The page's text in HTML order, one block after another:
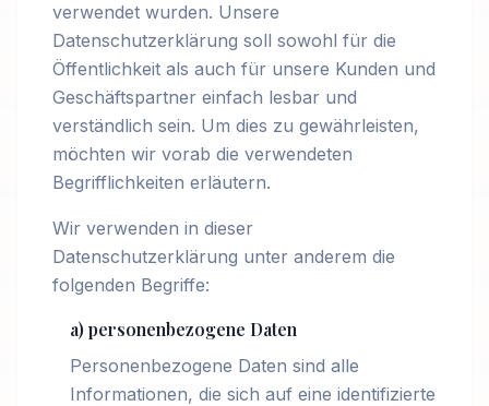
verwendet wurden. Unsere
Datenschutzerklärung soll sowohl für die
Öffentlichkeit als auch für unsere Kunden und
Geschäftspartner einfach lesbar und
verständlich sein. Um dies zu gewährleisten,
möchten wir vorab die verwendeten
Begrifflichkeiten erläutern.
Wir verwenden in dieser
Datenschutzerklärung unter anderem die
folgenden Begriffe:
a) personenbezogene Daten
Personenbezogene Daten sind alle
Informationen, die sich auf eine identifizierte